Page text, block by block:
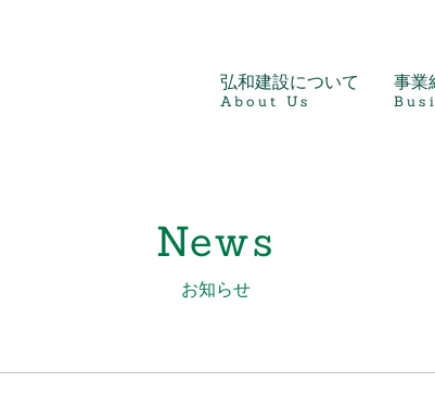
弘和建設について
About Us
事業
News
お知らせ